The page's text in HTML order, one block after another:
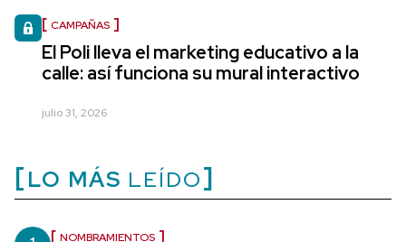
CAMPAÑAS
El Poli lleva el marketing educativo a la
calle: así funciona su mural interactivo
julio 31, 2026
LO MÁS LEÍDO
NOMBRAMIENTOS